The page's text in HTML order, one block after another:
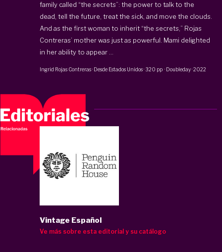
family called “the secrets”: the power to talk to the
dead, tell the future, treat the sick, and move the clouds.
And as the first woman to inherit “the secrets,” Rojas
Contreras’ mother was just as powerful. Mami delighted
in her ability to appear ...
Ingrid Rojas Contreras· Desde Estados Unidos·320 pp · Doubleday·2022
Vintage Español
Ve más sobre esta editorial y su catálogo